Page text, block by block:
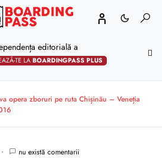
editorială a
TE LABOARDINGPASS PLUS
opera zboruri pe ruta Chișinău – Veneția
nu există comentarii